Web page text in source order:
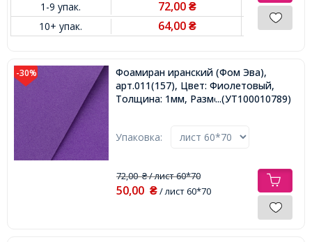
1-9 упак.
72,00₴
10+ упак. 64,00₴
-30%
Фоамиран иранский (Фом Эва),
арт.011(157), Цвет: Фиолетовый,
Толщина: 1мм, Размер: 60х70cм,
...(УТ100010789)
Упаковка:
72,00₴/ лист 60*70
50,00 ₴/ лист 60*70